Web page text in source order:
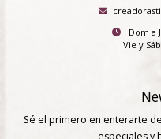
Dom a
Vie y
Sé el primero en enterarte